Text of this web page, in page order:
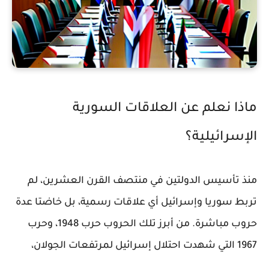
ماذا نعلم عن العلاقات السورية
الإسرائيلية؟
منذ تأسيس الدولتين في منتصف القرن العشرين، لم
تربط سوريا وإسرائيل أي علاقات رسمية، بل خاضتا عدة
حروب مباشرة. من أبرز تلك الحروب حرب 1948، وحرب
1967 التي شهدت احتلال إسرائيل لمرتفعات الجولان،